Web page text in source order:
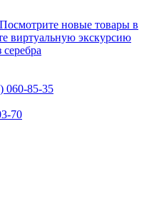
Посмотрите новые товары в
виртуальную экскурсию
060-85-35
70